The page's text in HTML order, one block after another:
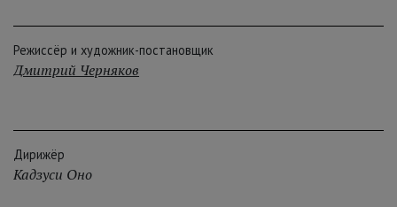
Режиссёр и художник-постановщик
Дмитрий Черняков
Дирижёр
Кадзуси Оно